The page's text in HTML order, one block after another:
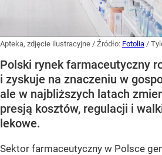
Apteka, zdjęcie ilustracyjne / Źródło: Fotolia /
Polski rynek farmaceutyczny
i zyskuje na znaczeniu w
ale w najbliższych latach
presją kosztów, regulacji i
lekowe.
Sektor farmaceutyczny w Polsce